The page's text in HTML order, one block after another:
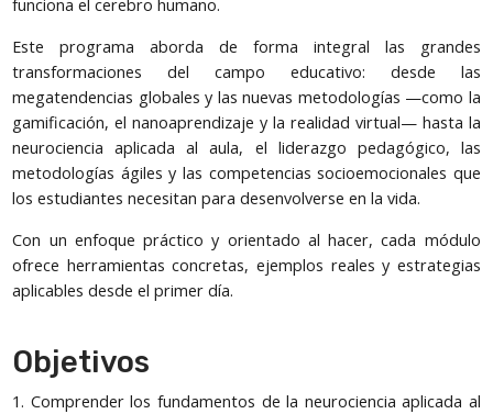
funciona el cerebro humano.
Este programa aborda de forma integral las grandes
transformaciones del campo educativo: desde las
megatendencias globales y las nuevas metodologías —como la
gamificación, el nanoaprendizaje y la realidad virtual— hasta la
neurociencia aplicada al aula, el liderazgo pedagógico, las
metodologías ágiles y las competencias socioemocionales que
los estudiantes necesitan para desenvolverse en la vida.
Con un enfoque práctico y orientado al hacer, cada módulo
ofrece herramientas concretas, ejemplos reales y estrategias
aplicables desde el primer día.
Objetivos
1. Comprender los fundamentos de la neurociencia aplicada al